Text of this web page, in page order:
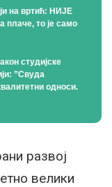
на вртић: НИЈЕ
плаче, то је само
студијске
”Свуда
односи.
развој
велики